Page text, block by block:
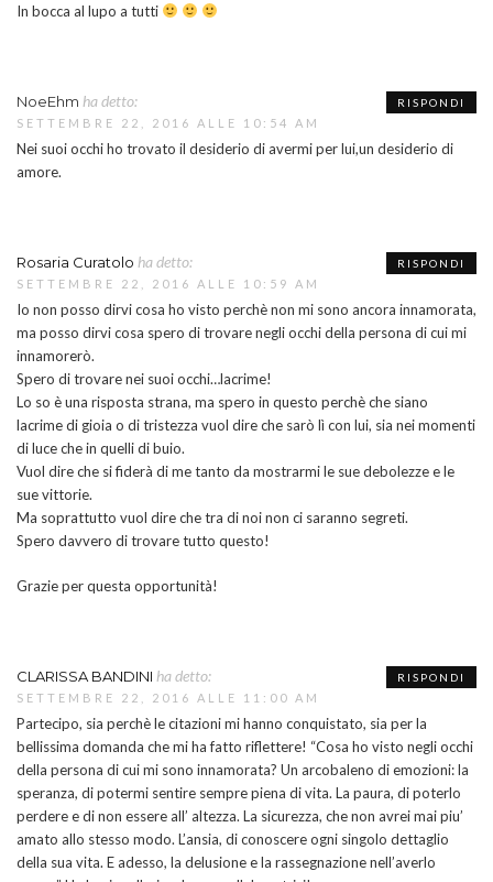
In bocca al lupo a tutti
NoeEhm ha detto:
SETTEMBRE 22, 2016 ALLE 10:54 AM
Nei suoi occhi ho trovato il desiderio di avermi per lui,un desiderio di
amore.
RISPONDI
Rosaria Curatolo ha detto:
SETTEMBRE 22, 2016 ALLE 10:59 AM
Io non posso dirvi cosa ho visto perchè non mi sono ancora innamorata,
ma posso dirvi cosa spero di trovare negli occhi della persona di cui mi
innamorerò.
Spero di trovare nei suoi occhi…lacrime!
Lo so è una risposta strana, ma spero in questo perchè che siano
lacrime di gioia o di tristezza vuol dire che sarò lì con lui, sia nei momenti
di luce che in quelli di buio.
Vuol dire che si fiderà di me tanto da mostrarmi le sue debolezze e le
sue vittorie.
Ma soprattutto vuol dire che tra di noi non ci saranno segreti.
Spero davvero di trovare tutto questo!
Grazie per questa opportunità!
RISPONDI
CLARISSA BANDINI ha detto:
SETTEMBRE 22, 2016 ALLE 11:00 AM
Partecipo, sia perchè le citazioni mi hanno conquistato, sia per la
bellissima domanda che mi ha fatto riflettere! “Cosa ho visto negli occhi
della persona di cui mi sono innamorata? Un arcobaleno di emozioni: la
speranza, di potermi sentire sempre piena di vita. La paura, di poterlo
perdere e di non essere all’ altezza. La sicurezza, che non avrei mai piu’
amato allo stesso modo. L’ansia, di conoscere ogni singolo dettaglio
della sua vita. E adesso, la delusione e la rassegnazione nell’averlo
RISPONDI